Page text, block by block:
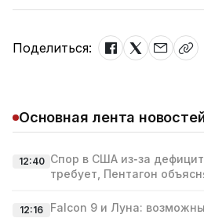
Поделиться:
Основная лента
12:40 Спор в США из‑за
требует, Пентагон
12:16
Falcon 9 и Луна: